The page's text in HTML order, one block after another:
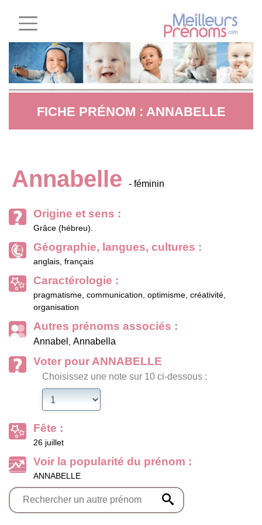
FICHE PRÉNOM : ANNABELLE
Annabelle - féminin
Origine et sens :
Grâce (hébreu).
Géographie, langues, cultures :
anglais, français
Caractérologie :
pragmatisme, communication, optimisme, créativité,
organisation
Autres prénoms associés :
Annabel , Annabella
Voter pour ANNABELLE
Choisissez une note sur 10 ci-dessous :
Fête :
26 juillet
Voir la popularité du prénom :
ANNABELLE